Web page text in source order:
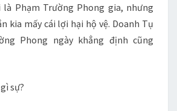
là Phạm Trường Phong gia, nhưng
kia mấy cái lợi hại hộ vệ. Doanh Tụ
Phong ngày khẳng định cũng
sự?